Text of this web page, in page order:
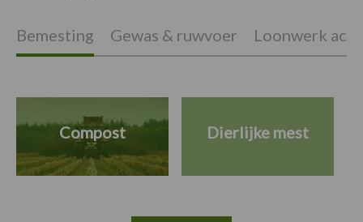
Bemesting Gewas & ruwvoer Loonwerk
Compost Dierlijke mest